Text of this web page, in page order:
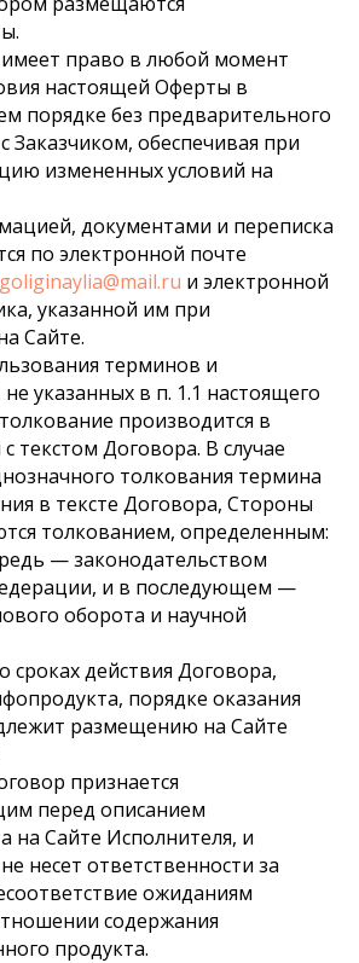
право в любой момент
настоящей Оферты в
порядке без предварительного
Заказчиком, обеспечивая при
измененных условий на
документами и переписка
по электронной почте
goliginaylia@mail.ru и электронной
указанной им при
Сайте.
терминов и
указанных в п. 1.1 настоящего
производится в
текстом Договора. В случае
толкования термина
в тексте Договора, Стороны
толкованием, определенным:
— законодательством
и в последующем —
оборота и научной
действия Договора,
порядке оказания
размещению на Сайте
признается
перед описанием
на Сайте Исполнителя, и
несет ответственности за
ожиданиям
содержания
продукта.